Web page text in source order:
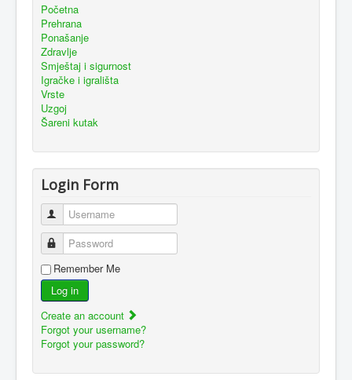
Početna
Prehrana
Ponašanje
Zdravlje
Smještaj i sigurnost
Igračke i igrališta
Vrste
Uzgoj
Šareni kutak
Login Form
Username
Password
Remember Me
Log in
Create an account
Forgot your username?
Forgot your password?